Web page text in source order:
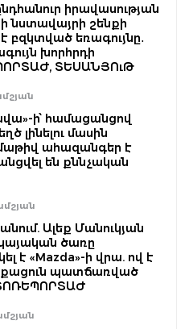
իրավասության
շենքի
բզկտված եռագույնը․
խորհրդի
ՏԵՍԱՆՅՈւԹ
ի՝ համացանցով
լինելու մասին
ահազանգեր է
են քննչական
Ալեք Մանուկյան
ծառը
է «Mazda»-ի վրա. ով է
պատճառված